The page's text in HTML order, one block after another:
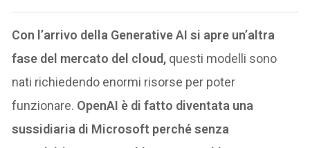
Con l’arrivo della Generative AI si apre un’altra
fase del mercato del cloud, questi modelli sono
nati richiedendo enormi risorse per poter
funzionare. OpenAI è di fatto diventata una
sussidiaria di Microsoft perché senza